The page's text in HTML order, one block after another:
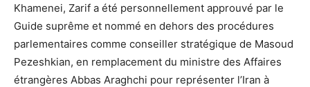
Khamenei, Zarif a été personnellement approuvé par le
Guide suprême et nommé en dehors des procédures
parlementaires comme conseiller stratégique de Masoud
Pezeshkian, en remplacement du ministre des Affaires
étrangères Abbas Araghchi pour représenter l’Iran à